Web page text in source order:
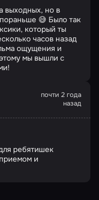
выходных, но в
😅 Было так
который ты
часов назад
ощущения и
мы вышли с
почти 2 года
назад
ребятишек
и